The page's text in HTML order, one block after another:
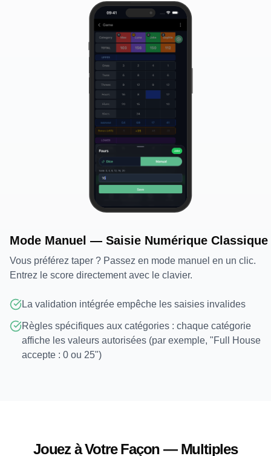
Mode Manuel — Saisie Numérique Classique
Vous préférez taper ? Passez en mode manuel en un clic.
Entrez le score directement avec le clavier.
La validation intégrée empêche les saisies invalides
Règles spécifiques aux catégories : chaque catégorie
affiche les valeurs autorisées (par exemple, "Full House
accepte : 0 ou 25")
Jouez à Votre Façon — Multiples